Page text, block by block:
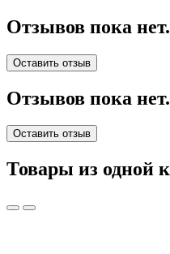
Отзывов пока
Оставить отзыв
Отзывов пока
Оставить отзыв
Товары из одной